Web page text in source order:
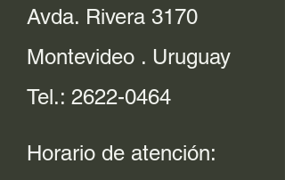
Avda. Rivera 3170
Montevideo . Uruguay
Tel.: 2622-0464
Horario de atención: